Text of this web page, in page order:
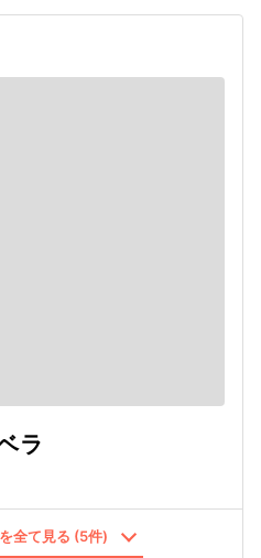
ラ
全て見る (5件)